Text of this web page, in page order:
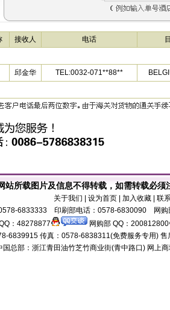
接收人 电话
邱金华 TEL:0032-071**88**
站所载图片及信息不得转载，如需转载必
关于我们
| 设为首页 | 加入收藏 |
6833333 印刷部电话：0578-6830090 网
：48278877
网购部 QQ：200812800
6839915 传真：0578-6838311(免费服务专用)
国总部：浙江青田油竹芝竹商业街(青中路口) 网上